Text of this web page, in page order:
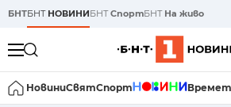
БНТБНТ НОВИНИБНТСпортБНТ На живо
НовиниСвятСпорт